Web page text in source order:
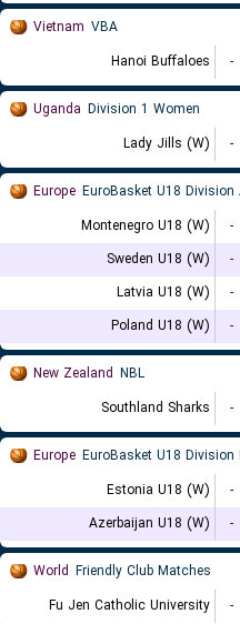
Vietnam VBA
Hanoi Buffaloes
-
Uganda Division 1 Women
Lady Jills (W)
-
Europe EuroBasket U18 Division
Montenegro U18 (W)
-
Sweden U18 (W)
-
Latvia U18 (W)
-
Poland U18 (W)
-
New Zealand NBL
Southland Sharks
-
Europe EuroBasket U18 Division
Estonia U18 (W)
-
Azerbaijan U18 (W)
-
World Friendly Club Matches
Fu Jen Catholic University
-